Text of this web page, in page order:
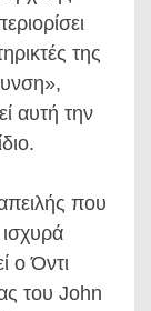
της
αυτή την
που
ο Όντι
του John